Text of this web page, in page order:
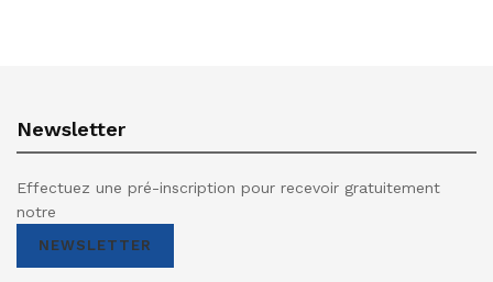
Newsletter
Effectuez une pré-inscription pour recevoir gratuitement
notre
NEWSLETTER